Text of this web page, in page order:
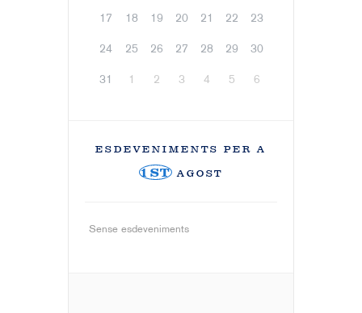
17 18 19 20 21 22 23
24 25 26 27 28 29 30
31 1 2 3 4 5 6
ESDEVENIMENTS PER A
1ST AGOST
Sense esdeveniments